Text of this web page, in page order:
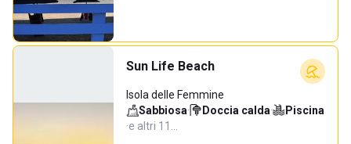
Sun Life Beach
Isola delle Femmine
Sabbiosa· Doccia calda·
Piscina
·e altri 11…